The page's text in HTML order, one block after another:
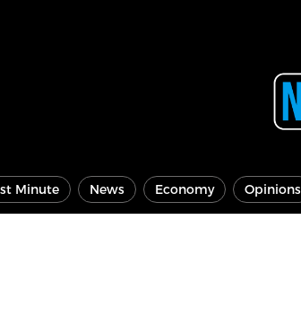
Minute News Economy Opinions